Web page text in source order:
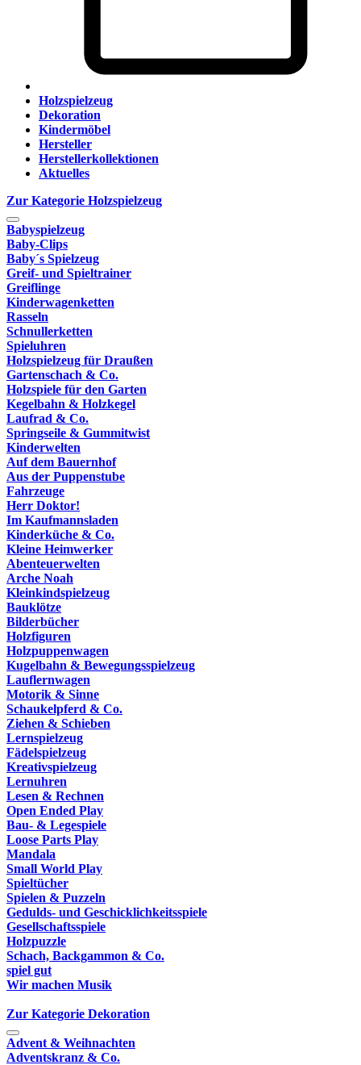
Holzspielzeug
Dekoration
Kindermöbel
Hersteller
Herstellerkollektionen
Aktuelles
Zur Kategorie Holzspielzeug
Babyspielzeug
Baby-Clips
Baby´s Spielzeug
Greif- und Spieltrainer
Greiflinge
Kinderwagenketten
Rasseln
Schnullerketten
Spieluhren
Holzspielzeug für Draußen
Gartenschach & Co.
Holzspiele für den Garten
Kegelbahn & Holzkegel
Laufrad & Co.
Springseile & Gummitwist
Kinderwelten
Auf dem Bauernhof
Aus der Puppenstube
Fahrzeuge
Herr Doktor!
Im Kaufmannsladen
Kinderküche & Co.
Kleine Heimwerker
Abenteuerwelten
Arche Noah
Kleinkindspielzeug
Bauklötze
Bilderbücher
Holzfiguren
Holzpuppenwagen
Kugelbahn & Bewegungsspielzeug
Lauflernwagen
Motorik & Sinne
Schaukelpferd & Co.
Ziehen & Schieben
Lernspielzeug
Fädelspielzeug
Kreativspielzeug
Lernuhren
Lesen & Rechnen
Open Ended Play
Bau- & Legespiele
Loose Parts Play
Mandala
Small World Play
Spieltücher
Spielen & Puzzeln
Gedulds- und Geschicklichkeitsspiele
Gesellschaftsspiele
Holzpuzzle
Schach, Backgammon & Co.
spiel gut
Wir machen Musik
Zur Kategorie Dekoration
Advent & Weihnachten
Adventskranz & Co.